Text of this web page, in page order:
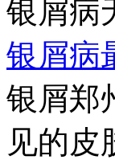
银屑病
银屑病
银屑郑
见的皮